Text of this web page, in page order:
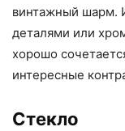
винтажный шарм.
деталями или
хорошо
интересные
Стекло